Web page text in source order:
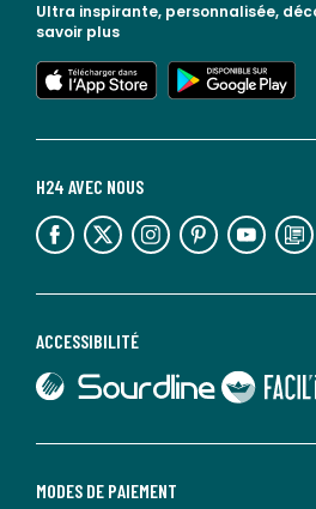
MODES DE PAIEMENT
ACCESSIBILITÉ
lien vers Sourdline
lien vers Faciliti
H24 AVEC NOUS
lien vers l'espace réseaux sociaux lien vers l'espace réseaux sociaux lien vers l'espace réseaux sociaux lien vers l'espace réseaux sociaux lien vers l'espace réseaux sociaux lien vers le blog la redoute
Ultra inspirante, personnalisée,
savoir plus
lien vers l'app store
lien vers google play